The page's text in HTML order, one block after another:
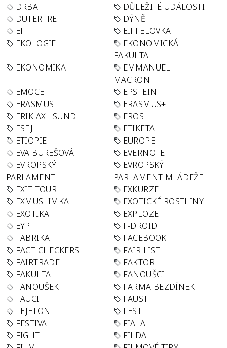
DRBA
DŮLEŽITÉ UDÁLOSTI
DUTERTRE
DÝNĚ
EF
EIFFELOVKA
EKOLOGIE
EKONOMICKÁ
FAKULTA
EKONOMIKA
EMMANUEL
MACRON
EMOCE
EPSTEIN
ERASMUS
ERASMUS+
ERIK AXL SUND
EROS
ESEJ
ETIKETA
ETIOPIE
EUROPE
EVA BUREŠOVÁ
EVERNOTE
EVROPSKÝ
PARLAMENT
EVROPSKÝ
PARLAMENT MLÁDEŽE
EXIT TOUR
EXKURZE
EXMUSLIMKA
EXOTICKÉ ROSTLINY
EXOTIKA
EXPLOZE
EYP
F-DROID
FABRIKA
FACEBOOK
FACT-CHECKERS
FAIR LIST
FAIRTRADE
FAKTOR
FAKULTA
FANOUŠCI
FANOUŠEK
FARMA BEZDÍNEK
FAUCI
FAUST
FEJETON
FEST
FESTIVAL
FIALA
FIGHT
FILDA